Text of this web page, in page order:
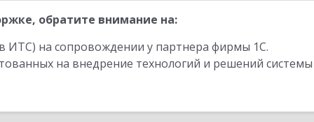
обратите внимание на:
ИТС) на сопровождении у партнера фирмы 1С.
на внедрение технологий и решений